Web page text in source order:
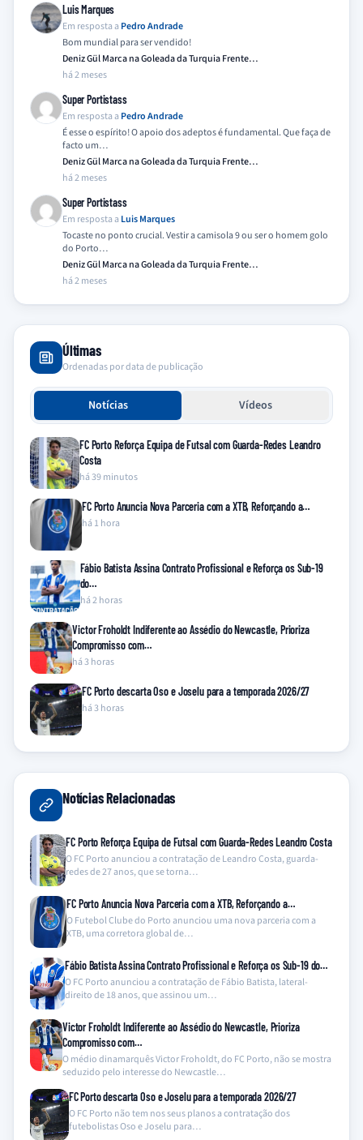
Luis Marques
Em resposta a Pedro Andrade
Bom mundial para ser vendido!
Deniz Gül Marca na Goleada da Turquia Frente…
há 2 meses
Super Portistass
Em resposta a Pedro Andrade
É esse o espírito! O apoio dos adeptos é fundamental. Que faça de
facto um…
Deniz Gül Marca na Goleada da Turquia Frente…
há 2 meses
Super Portistass
Em resposta a Luis Marques
Tocaste no ponto crucial. Vestir a camisola 9 ou ser o homem golo
do Porto…
Deniz Gül Marca na Goleada da Turquia Frente…
há 2 meses
Últimas
Ordenadas por data de publicação
Notícias Vídeos
FC Porto Reforça Equipa de Futsal com Guarda-Redes Leandro
Costa
há 39 minutos
FC Porto Anuncia Nova Parceria com a XTB, Reforçando a…
há 1 hora
Fábio Batista Assina Contrato Profissional e Reforça os Sub-19
do…
há 2 horas
Victor Froholdt Indiferente ao Assédio do Newcastle, Prioriza
Compromisso com…
há 3 horas
FC Porto descarta Oso e Joselu para a temporada 2026/27
há 3 horas
Notícias Relacionadas
FC Porto Reforça Equipa de Futsal com Guarda-Redes Leandro Costa
O FC Porto anunciou a contratação de Leandro Costa, guarda-
redes de 27 anos, que se torna…
FC Porto Anuncia Nova Parceria com a XTB, Reforçando a…
O Futebol Clube do Porto anunciou uma nova parceria com a
XTB, uma corretora global de…
Fábio Batista Assina Contrato Profissional e Reforça os Sub-19 do…
O FC Porto anunciou a contratação de Fábio Batista, lateral-
direito de 18 anos, que assinou um…
Victor Froholdt Indiferente ao Assédio do Newcastle, Prioriza
Compromisso com…
O médio dinamarquês Victor Froholdt, do FC Porto, não se mostra
seduzido pelo interesse do Newcastle…
FC Porto descarta Oso e Joselu para a temporada 2026/27
O FC Porto não tem nos seus planos a contratação dos
futebolistas Oso e Joselu para…